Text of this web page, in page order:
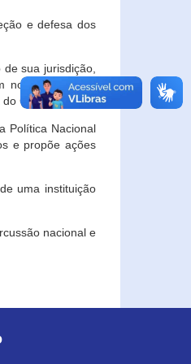
e defesa dos
sua jurisdição,
no âmbito local,
Consumidor.
Política Nacional
e propõe ações
uma instituição
nacional e